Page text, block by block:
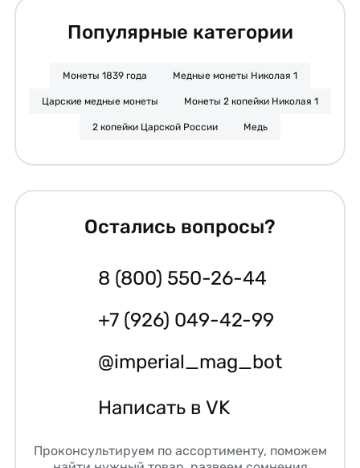
Популярные категории
Монеты 1839 года Медные монеты Николая 1
Царские медные монеты Монеты 2 копейки Николая 1
2 копейки Царской России Медь
Остались вопросы?
8 (800) 550-26-44
+7 (926) 049-42-99
@imperial_mag_bot
Написать в VK
Проконсультируем по ассортименту, поможем